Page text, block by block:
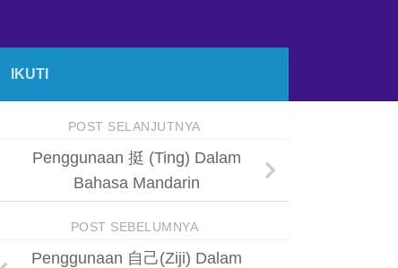
IKUTI
POST SELANJUTNYA
Penggunaan 挺 (Ting) Dalam
Bahasa Mandarin
POST SEBELUMNYA
Penggunaan 自己(Ziji) Dalam